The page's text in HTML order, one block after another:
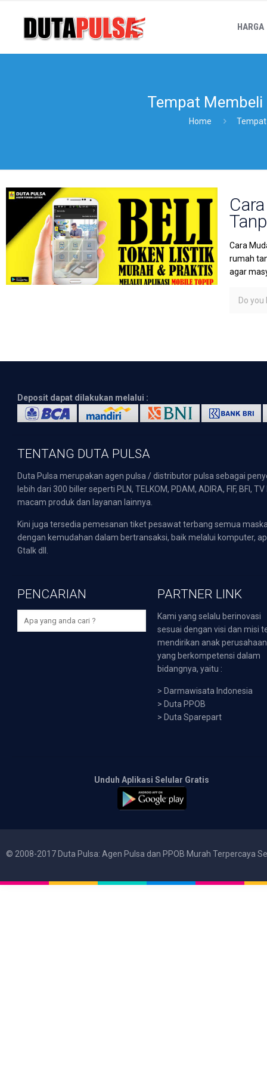
HARGA
Tempat
Home
Cara
rumah
agar
Do you
Deposit dapat dilakukan melalui :
TENTANG DUTA PULSA
Duta Pulsa merupakan agen pulsa / distributor pulsa sebagai
lebih dari 300 biller seperti PLN, TELKOM, PDAM, ADIRA, FIF,
macam produk dan layanan lainnya.
Kini juga tersedia pemesanan tiket pesawat terbang semua
dengan kemudahan dalam bertransaksi, baik melalui komputer,
Gtalk dll.
PENCARIAN PARTNER LINK
Kami yang selalu berinovasi
sesuai dengan visi dan misi
mendirikan anak perusahaan
yang berkompetensi dalam
bidangnya, yaitu :
> Darmawisata Indonesia
> Duta PPOB
> Duta Sparepart
Unduh Aplikasi Selular Gratis
© 2008-2017 Duta Pulsa: Agen Pulsa dan PPOB Murah Terpercaya